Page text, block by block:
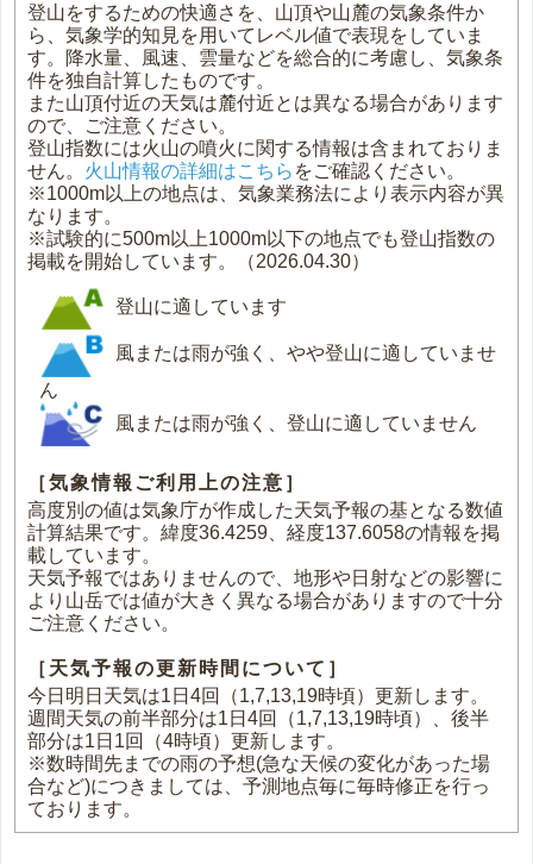
登山をするための快適さを、山頂や山麓の気象条件か
ら、気象学的知見を用いてレベル値で表現をしていま
す。降水量、風速、雲量などを総合的に考慮し、気象条
件を独自計算したものです。
また山頂付近の天気は麓付近とは異なる場合があります
ので、ご注意ください。
登山指数には火山の噴火に関する情報は含まれておりま
せん。 火山情報の詳細はこちら をご確認ください。
※1000m以上の地点は、気象業務法により表示内容が異
なります。
※試験的に500m以上1000m以下の地点でも登山指数の
掲載を開始しています。（2026.04.30）
登山に適しています
風または雨が強く、やや登山に適していませ
ん
風または雨が強く、登山に適していません
［気象情報ご利用上の注意］
高度別の値は気象庁が作成した天気予報の基となる数値
計算結果です。緯度36.4259、経度137.6058の情報を掲
載しています。
天気予報ではありませんので、地形や日射などの影響に
より山岳では値が大きく異なる場合がありますので十分
ご注意ください。
［天気予報の更新時間について］
今日明日天気は1日4回（1,7,13,19時頃）更新します。
週間天気の前半部分は1日4回（1,7,13,19時頃）、後半
部分は1日1回（4時頃）更新します。
※数時間先までの雨の予想(急な天候の変化があった場
合など)につきましては、予測地点毎に毎時修正を行っ
ております。